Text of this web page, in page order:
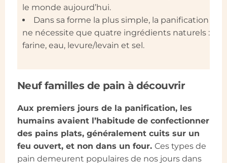
le monde aujourd’hui.
Dans sa forme la plus simple, la panification
ne nécessite que quatre ingrédients naturels :
farine, eau, levure/levain et sel.
Neuf familles de pain à découvrir
Aux premiers jours de la panification, les
humains avaient l’habitude de confectionner
des pains plats, généralement cuits sur un
feu ouvert, et non dans un four. Ces types de
pain demeurent populaires de nos jours dans